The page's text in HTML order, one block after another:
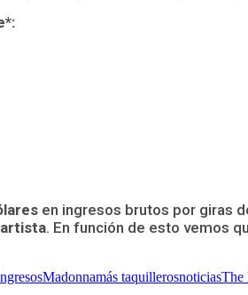
en ingresos brutos por giras
. En función de esto vemos
Madonnamás taquillerosnoticiasThe